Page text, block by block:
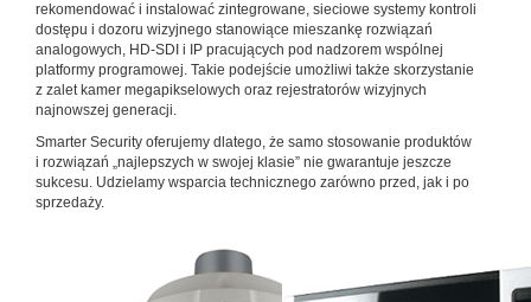
rekomendować i instalować zintegrowane, sieciowe systemy kontroli
dostępu i dozoru wizyjnego stanowiące mieszankę rozwiązań
analogowych, HD-SDI i IP pracujących pod nadzorem wspólnej
platformy programowej. Takie podejście umożliwi także skorzystanie
z zalet kamer megapikselowych oraz rejestratorów wizyjnych
najnowszej generacji.
Smarter Security oferujemy dlatego, że samo stosowanie produktów
i rozwiązań „najlepszych w swojej klasie” nie gwarantuje jeszcze
sukcesu. Udzielamy wsparcia technicznego zarówno przed, jak i po
sprzedaży.